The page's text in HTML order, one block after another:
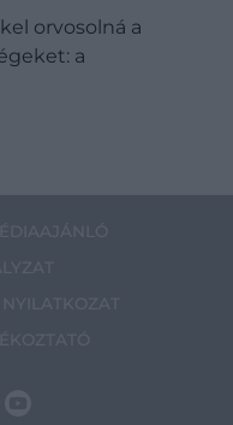
orvosolná a
a